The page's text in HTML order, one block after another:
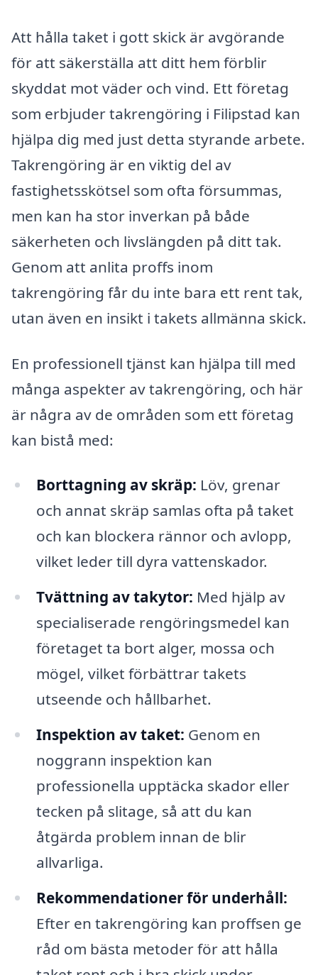
Att hålla taket i gott skick är avgörande
för att säkerställa att ditt hem förblir
skyddat mot väder och vind. Ett företag
som erbjuder takrengöring i Filipstad kan
hjälpa dig med just detta styrande arbete.
Takrengöring är en viktig del av
fastighetsskötsel som ofta försummas,
men kan ha stor inverkan på både
säkerheten och livslängden på ditt tak.
Genom att anlita proffs inom
takrengöring får du inte bara ett rent tak,
utan även en insikt i takets allmänna skick.
En professionell tjänst kan hjälpa till med
många aspekter av takrengöring, och här
är några av de områden som ett företag
kan bistå med:
Borttagning av skräp: Löv, grenar
och annat skräp samlas ofta på taket
och kan blockera rännor och avlopp,
vilket leder till dyra vattenskador.
Tvättning av takytor: Med hjälp av
specialiserade rengöringsmedel kan
företaget ta bort alger, mossa och
mögel, vilket förbättrar takets
utseende och hållbarhet.
Inspektion av taket: Genom en
noggrann inspektion kan
professionella upptäcka skador eller
tecken på slitage, så att du kan
åtgärda problem innan de blir
allvarliga.
Rekommendationer för underhåll:
Efter en takrengöring kan proffsen ge
råd om bästa metoder för att hålla